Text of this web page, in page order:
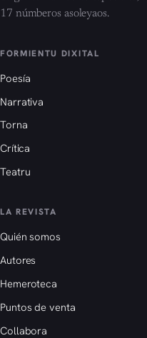
17 númberos asoleyaos.
FORMIENTU DIXITAL
Poesía
Narrativa
Torna
Crítica
Teatru
LA REVISTA
Quién somos
Autores
Hemeroteca
Puntos de venta
Collabora